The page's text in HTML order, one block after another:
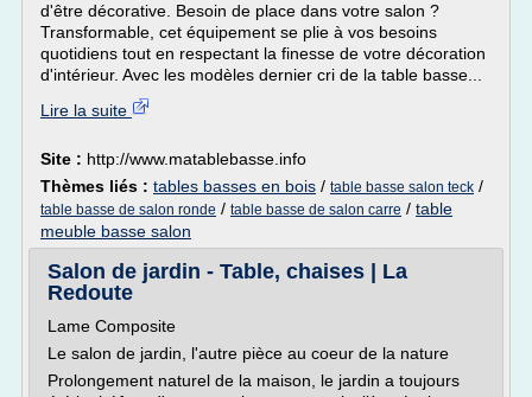
d'être décorative. Besoin de place dans votre salon ?
Transformable, cet équipement se plie à vos besoins
quotidiens tout en respectant la finesse de votre décoration
d'intérieur. Avec les modèles dernier cri de la table basse...
Lire la suite
Site : http://www.matablebasse.info
Thèmes liés : tables basses en bois / table basse salon teck /
table basse de salon ronde / table basse de salon carre / table
meuble basse salon
Salon de jardin - Table, chaises | La
Redoute
Lame Composite
Le salon de jardin, l'autre pièce au coeur de la nature
Prolongement naturel de la maison, le jardin a toujours